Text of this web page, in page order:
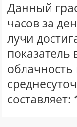
Данный
часов за
лучи
показатель
составляет: